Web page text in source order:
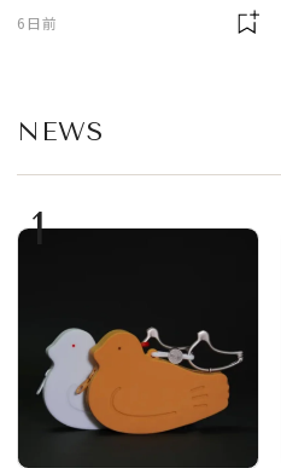
6日前
NEWS
1